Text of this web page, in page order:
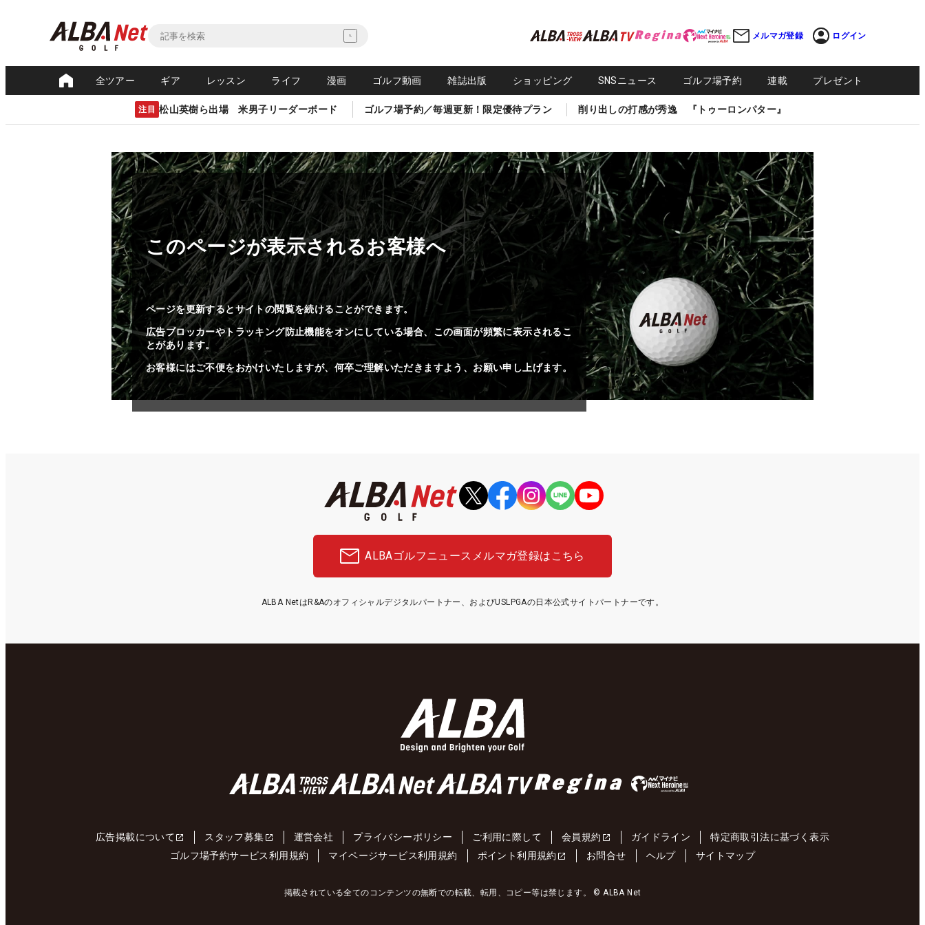
メルマガ登録 ログイン
全ツアー ギア レッスン ライフ 漫画 ゴルフ動画 雑誌出版 ショッピング SNSニュース ゴルフ場予約 連載 プレゼント
注目 松山英樹ら出場 米男子リーダーボード ゴルフ場予約／毎週更新！限定優待プラン 削り出しの打感が秀逸 『トゥーロンパター』
このページが表示されるお客様へ
ページを更新するとサイトの閲覧を続けることができます。
広告ブロッカーやトラッキング防止機能をオンにしている場合、この画面が頻繁に表示されるこ
とがあります。
お客様にはご不便をおかけいたしますが、何卒ご理解いただきますよう、お願い申し上げます。
ALBAゴルフニュース メルマガ登録はこちら
ALBA NetはR&Aのオフィシャルデジタルパートナー、およびUSLPGAの日本公式サイトパートナーです。
広告掲載について スタッフ募集 運営会社 プライバシーポリシー ご利用に際して 会員規約 ガイドライン
特定商取引法に基づく表示
ゴルフ場予約サービス利用規約
マイページサービス利用規約 ポイント利用規約 お問合せ ヘルプ サイトマップ
掲載されている全てのコンテンツの無断での転載、転用、コピー等は禁じます。 © ALBA Net